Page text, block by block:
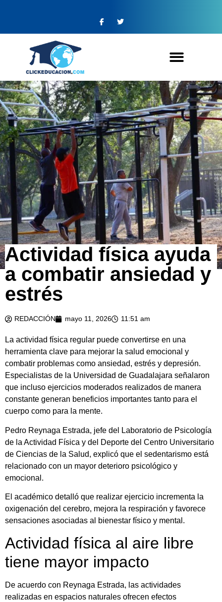
Actividad física ayuda
a combatir ansiedad y
estrés
REDACCIÓN mayo 11, 2026 11:51 am
La actividad física regular puede convertirse en una
herramienta clave para mejorar la salud emocional y
combatir problemas como ansiedad, estrés y depresión.
Especialistas de la Universidad de Guadalajara señalaron
que incluso ejercicios moderados realizados de manera
constante generan beneficios importantes tanto para el
cuerpo como para la mente.
Pedro Reynaga Estrada, jefe del Laboratorio de Psicología
de la Actividad Física y del Deporte del Centro Universitario
de Ciencias de la Salud, explicó que el sedentarismo está
relacionado con un mayor deterioro psicológico y
emocional.
El académico detalló que realizar ejercicio incrementa la
oxigenación del cerebro, mejora la respiración y favorece
sensaciones asociadas al bienestar físico y mental.
Actividad física al aire libre
tiene mayor impacto
De acuerdo con Reynaga Estrada, las actividades
realizadas en espacios naturales ofrecen efectos